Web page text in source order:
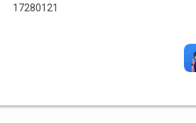
17280121